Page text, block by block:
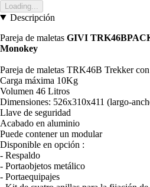
Loading...
Descripción
Pareja de maletas GIVI
Monokey
Pareja de maletas TRK46B Trekker
Carga máxima 10Kg
Volumen 46 Litros
Dimensiones: 526x310x411 (largo-
Llave de seguridad
Acabado en aluminio
Puede contener un modular
Disponible en opción :
- Respaldo
- Portaobjetos metálico
- Portaequipajes